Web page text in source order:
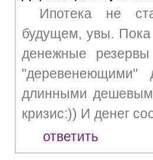
Ипотека не
будущем, увы. Пока
денежные
длинными
кризис:)) И денег
ответить